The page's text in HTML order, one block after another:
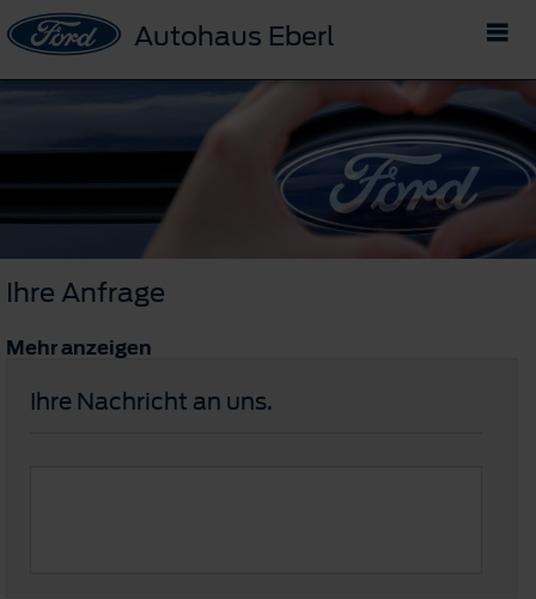
Autohaus Eberl
Ihre Anfrage
Mehr anzeigen
Ihre Nachricht an uns.